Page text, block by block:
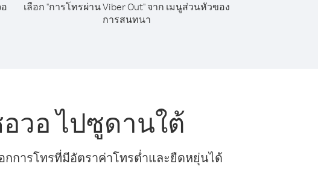
เลือก "การโทรผ่าน Viber Out" จาก เมนูส่วนหัวของ
การสนทนา
วอ ไปซูดานใต้
การโทรที่มีอัตราค่าโทรต่ำและยืดหยุ่นได้